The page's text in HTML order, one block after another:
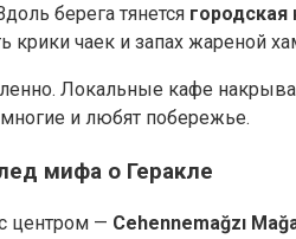
берега тянется
крики чаек и запах жареной
Локальные кафе
и любят побережье.
мифа о Геракле
центром — Cehennemağzı